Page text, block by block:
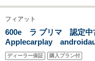
フィアット
600e ラ プリマ 認定
Applecarplay
ト アラウンドビューモ
ディーラー保証 購入プラン付